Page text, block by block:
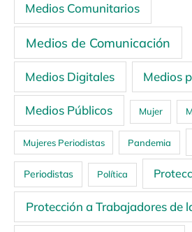
Medios Comunitarios
Medios de Comunicación
Medios Digitales Medios
Medios Públicos Mujer
Mujeres Periodistas Pandemia
Periodistas Política
Protección a Trabajadores de